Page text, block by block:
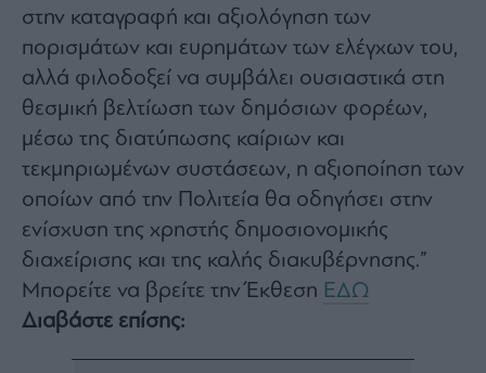
opt
at
any
time.
This
is
protected
by
reCAPTCHA
the
Google
Privacy
and
Terms
of
Service
στην καταγραφή και αξιολόγηση των
πορισμάτων και ευρημάτων των ελέγχων του,
αλλά φιλοδοξεί να συμβάλει ουσιαστικά στη
θεσμική βελτίωση των δημόσιων φορέων,
μέσω της διατύπωσης καίριων και
τεκμηριωμένων συστάσεων, η αξιοποίηση των
οποίων από την Πολιτεία θα οδηγήσει στην
ενίσχυση της χρηστής δημοσιονομικής
διαχείρισης και της καλής διακυβέρνησης.”
Μπορείτε να βρείτε την Έκθεση ΕΔΩ
Διαβάστε επίσης: